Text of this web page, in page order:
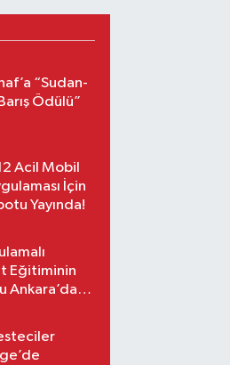
“Sudan-
Ödülü”
Acil Mobil
İçin
Yayında!
Eğitiminin
Ankara’da